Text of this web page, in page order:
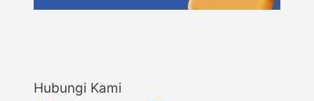
Hubungi Kami